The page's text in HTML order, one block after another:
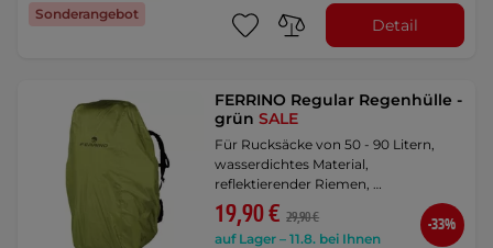
Sonderangebot
Detail
FERRINO Regular Regenhülle -
grünSALE
Für Rucksäcke von 50 - 90 Litern,
wasserdichtes Material,
reflektierender Riemen, …
19,90 € 29,90 €
auf Lager – 11.8. bei Ihnen
-33%